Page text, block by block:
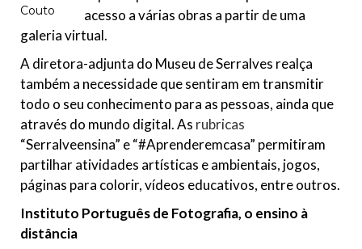
Couto
acesso a várias obras a partir de uma
galeria virtual.
A diretora-adjunta do Museu de Serralves realça
também a necessidade que sentiram em transmitir
todo o seu conhecimento para as pessoas, ainda que
através do mundo digital. As rubricas
“Serralveensina” e “#Aprenderemcasa” permitiram
partilhar atividades artísticas e ambientais, jogos,
páginas para colorir, vídeos educativos, entre outros.
Instituto Português de Fotografia, o ensino à
distância